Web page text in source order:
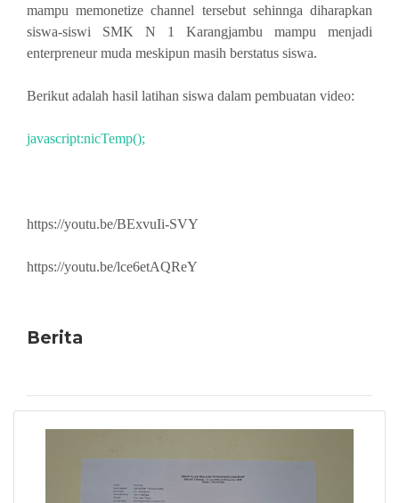
mampu memonetize channel tersebut sehinnga diharapkan
siswa-siswi SMK N 1 Karangjambu mampu menjadi
enterpreneur muda meskipun masih berstatus siswa.
Berikut adalah hasil latihan siswa dalam pembuatan video:
javascript:nicTemp();
https://youtu.be/BExvuIi-SVY
https://youtu.be/lce6etAQReY
Berita